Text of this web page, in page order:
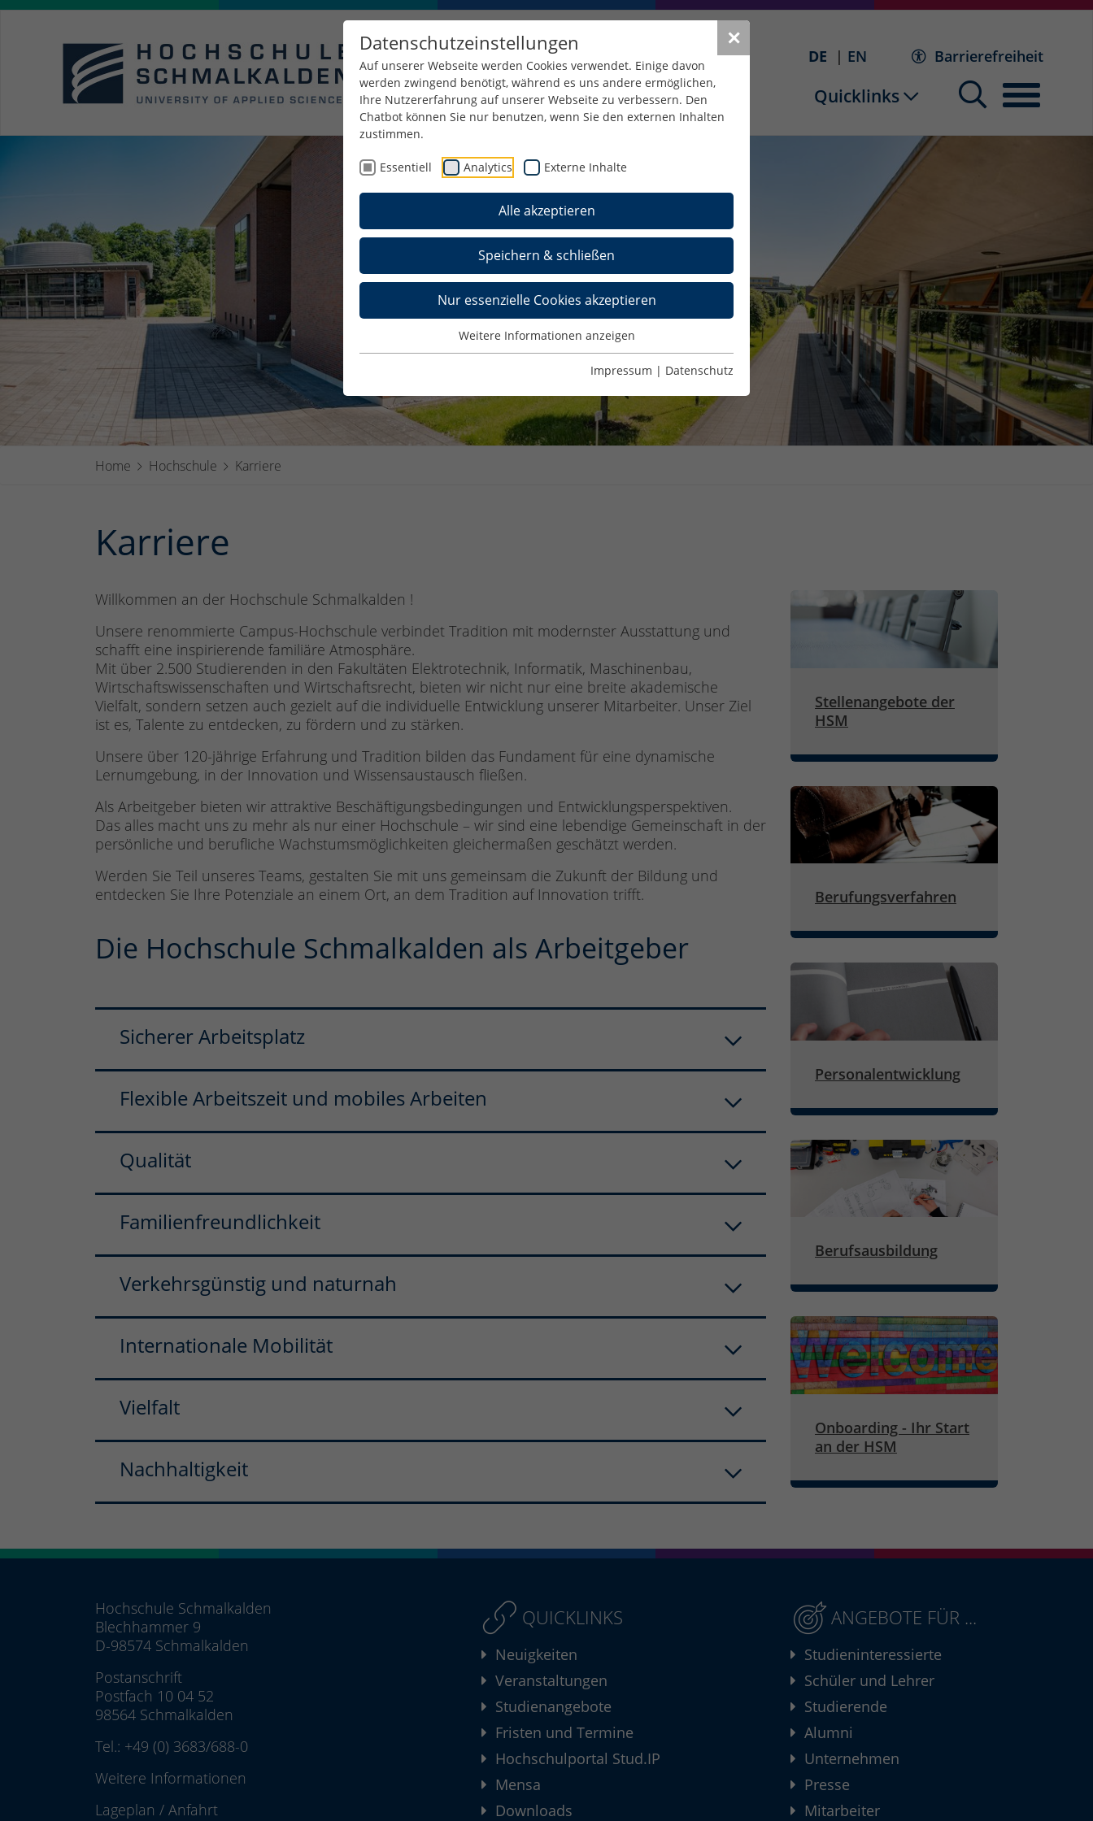
✕
Datenschutzeinstellungen
Auf unserer Webseite werden Cookies verwendet. Einige davon
werden zwingend benötigt, während es uns andere ermöglichen,
Ihre Nutzererfahrung auf unserer Webseite zu verbessern. Den
Chatbot können Sie nur benutzen, wenn Sie den externen Inhalten
zustimmen.
Essentiell Analytics Externe Inhalte
Alle akzeptieren
Speichern & schließen
Nur essenzielle Cookies akzeptieren
Weitere Informationen anzeigen
Impressum | Datenschutz
DE EN Barrierefreiheit
Quicklinks
Home Hochschule Karriere
Karriere
Willkommen an der Hochschule Schmalkalden !
Unsere renommierte Campus-Hochschule verbindet Tradition mit modernster Ausstattung und
schafft eine inspirierende familiäre Atmosphäre.
Mit über 2.500 Studierenden in den Fakultäten Elektrotechnik, Informatik, Maschinenbau,
Wirtschaftswissenschaften und Wirtschaftsrecht, bieten wir nicht nur eine breite akademische
Vielfalt, sondern setzen auch gezielt auf die individuelle Entwicklung unserer Mitarbeiter. Unser Ziel
ist es, Talente zu entdecken, zu fördern und zu stärken.
Unsere über 120-jährige Erfahrung und Tradition bilden das Fundament für eine dynamische
Lernumgebung, in der Innovation und Wissensaustausch fließen.
Als Arbeitgeber bieten wir attraktive Beschäftigungsbedingungen und Entwicklungsperspektiven.
Das alles macht uns zu mehr als nur einer Hochschule – wir sind eine lebendige Gemeinschaft in der
persönliche und berufliche Wachstumsmöglichkeiten gleichermaßen geschätzt werden.
Werden Sie Teil unseres Teams, gestalten Sie mit uns gemeinsam die Zukunft der Bildung und
entdecken Sie Ihre Potenziale an einem Ort, an dem Tradition auf Innovation trifft.
Die Hochschule Schmalkalden als Arbeitgeber
Sicherer Arbeitsplatz
Flexible Arbeitszeit und mobiles Arbeiten
Qualität
Familienfreundlichkeit
Verkehrsgünstig und naturnah
Internationale Mobilität
Vielfalt
Nachhaltigkeit
Stellenangebote der
HSM
Berufungsverfahren
Personalentwicklung
Berufsausbildung
Onboarding - Ihr Start
an der HSM
Hochschule Schmalkalden
Blechhammer 9
D-98574 Schmalkalden
Postanschrift
Postfach 10 04 52
98564 Schmalkalden
Tel.: +49 (0) 3683/688-0
Weitere Informationen
Lageplan / Anfahrt
QUICKLINKS
Neuigkeiten
Veranstaltungen
Studienangebote
Fristen und Termine
Hochschulportal Stud.IP
Mensa
Downloads
ANGEBOTE FÜR ...
Studieninteressierte
Schüler und Lehrer
Studierende
Alumni
Unternehmen
Presse
Mitarbeiter